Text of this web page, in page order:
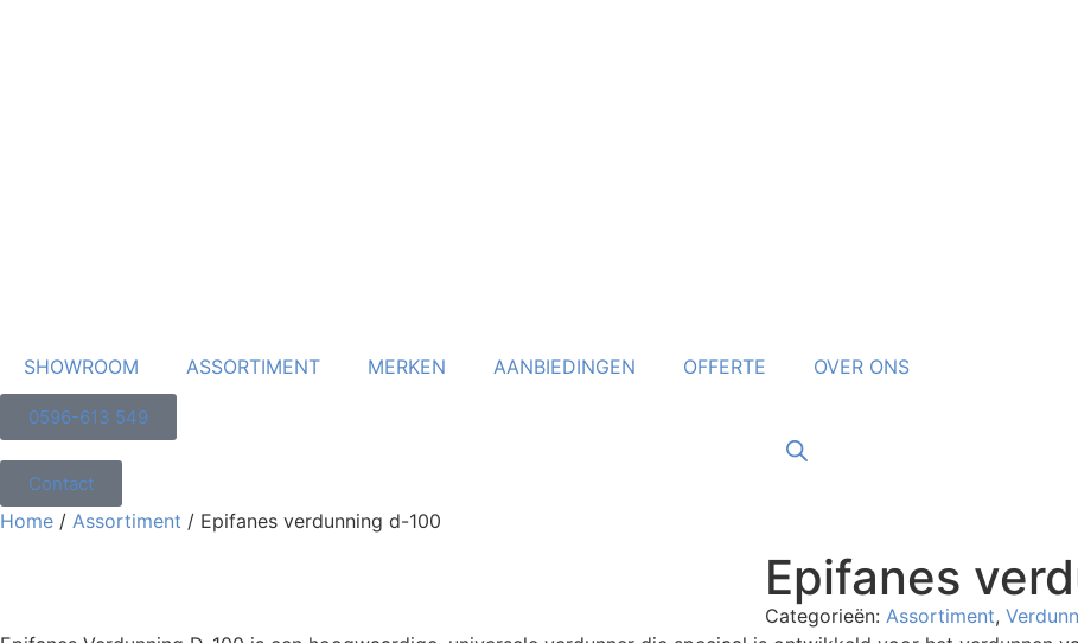
SHOWROOM ASSORTIMENT MERKEN AANBIEDINGEN OFFERTE OVER ONS
0596-613 549
Contact
Home / Assortiment / Epifanes verdunning d-100
Epifanes
Categorieën: Assortiment,